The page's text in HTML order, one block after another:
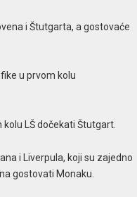
i Štutgarta, a gostovaće
u prvom kolu
LŠ dočekati Štutgart.
i Liverpula, koji su zajedno
gostovati Monaku.